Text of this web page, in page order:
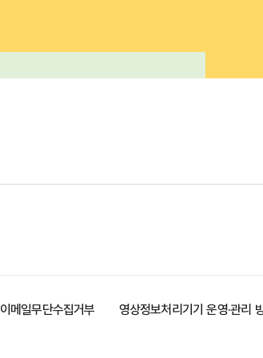
이메일무단수집거부 영상정보처리기기 운영·관리